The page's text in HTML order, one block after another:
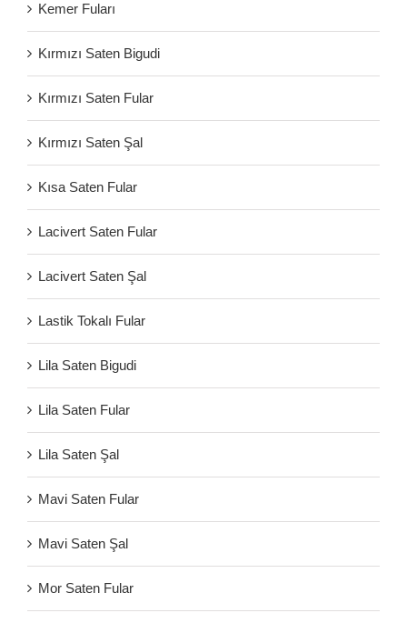
Kemer Fuları
Kırmızı Saten Bigudi
Kırmızı Saten Fular
Kırmızı Saten Şal
Kısa Saten Fular
Lacivert Saten Fular
Lacivert Saten Şal
Lastik Tokalı Fular
Lila Saten Bigudi
Lila Saten Fular
Lila Saten Şal
Mavi Saten Fular
Mavi Saten Şal
Mor Saten Fular